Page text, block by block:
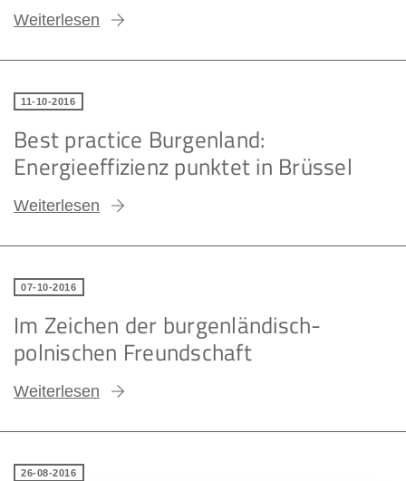
Weiterlesen
11-10-2016
Best practice Burgenland:
Energieeffizienz punktet in Brüssel
Weiterlesen
07-10-2016
Im Zeichen der burgenländisch-
polnischen Freundschaft
Weiterlesen
26-08-2016